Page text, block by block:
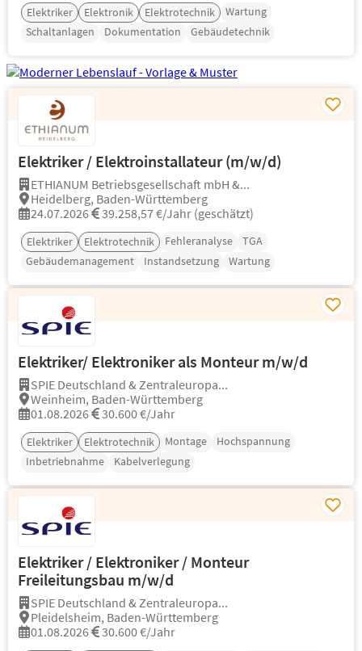
Elektriker Elektronik Elektrotechnik
Wartung
Schaltanlagen
Dokumentation Gebäudetechnik
Elektriker / Elektroinstallateur (m/w/d)
ETHIANUM Betriebsgesellschaft mbH &...
Heidelberg, Baden-Württemberg
24.07.2026
39.258,57 €/Jahr (geschätzt)
Elektriker Elektrotechnik Fehleranalyse
TGA
Gebäudemanagement
Instandsetzung Wartung
Elektriker/ Elektroniker als Monteur m/w/d
SPIE Deutschland & Zentraleuropa...
Weinheim, Baden-Württemberg
01.08.2026
30.600 €/Jahr
Elektriker Elektrotechnik Montage
Hochspannung
Inbetriebnahme
Kabelverlegung
Elektriker / Elektroniker / Monteur
Freileitungsbau m/w/d
SPIE Deutschland & Zentraleuropa...
Pleidelsheim, Baden-Württemberg
01.08.2026
30.600 €/Jahr